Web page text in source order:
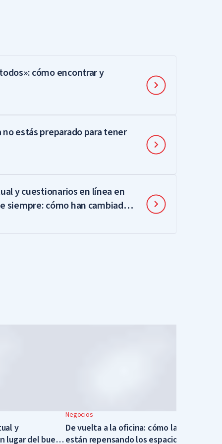
cómo encontrar y
estás preparado para tener
y cuestionarios en línea en
siempre: cómo han cambiado
les gustará ahora a sus
y
lugar del buen
Negocios
De vuelta a la oficina: cómo las empresas
están repensando los espacios de